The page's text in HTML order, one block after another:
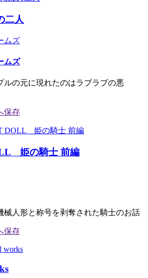
二人
ムズ
ムズ
ルの元に現れたのはラブラブの悪
姫の騎士 前編
械人形と称号を剥奪された騎士のお話